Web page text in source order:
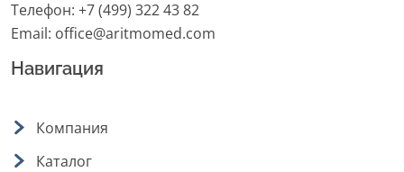
Телефон: +7 (499) 322 43 82
Email: office@aritmomed.com
Навигация
Компания
Каталог